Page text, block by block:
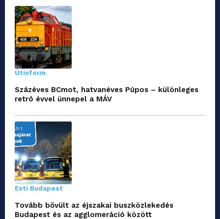
Útinform
Százéves BCmot, hatvanéves Púpos – különleges
retró évvel ünnepel a MÁV
Esti Budapest
Tovább bővült az éjszakai buszközlekedés
Budapest és az agglomeráció között